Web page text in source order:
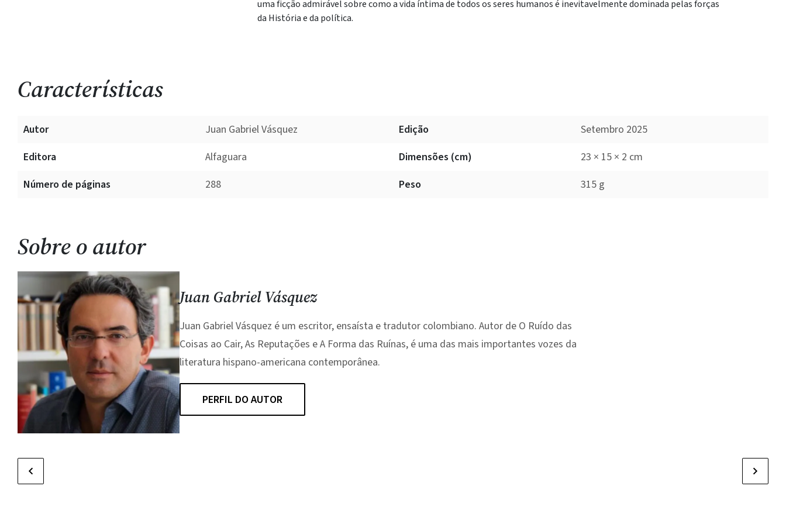
uma ficção admirável sobre como a vida íntima de todos os seres humanos é inevitavelmente dominada pelas forças
da História e da política.
Características
Autor
Juan Gabriel Vásquez
Editora
Alfaguara
Número de páginas
288
Edição
Setembro 2025
Dimensões (cm)
23 × 15 × 2 cm
Peso
315 g
Sobre o autor
Juan Gabriel Vásquez
Juan Gabriel Vásquez é um escritor, ensaísta e tradutor colombiano. Autor de O Ruído das
Coisas ao Cair, As Reputações e A Forma das Ruínas, é uma das mais importantes vozes da
literatura hispano-americana contemporânea.
PERFIL DO AUTOR